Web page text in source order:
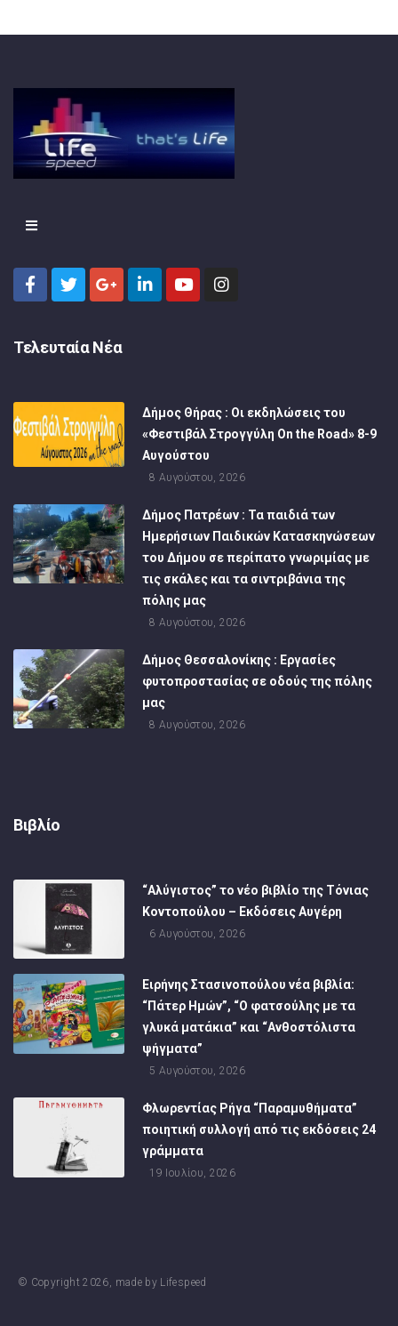
Τελευταία Νέα
Δήμος Θήρας : Οι εκδηλώσεις του
«Φεστιβάλ Στρογγύλη On the Road» 8-9
Αυγούστου
8 Αυγούστου, 2026
Δήμος Πατρέων : Τα παιδιά των
Ημερήσιων Παιδικών Κατασκηνώσεων
του Δήμου σε περίπατο γνωριμίας με
τις σκάλες και τα σιντριβάνια της
πόλης μας
8 Αυγούστου, 2026
Δήμος Θεσσαλονίκης : Εργασίες
φυτοπροστασίας σε οδούς της πόλης
μας
8 Αυγούστου, 2026
Βιβλίο
“Αλύγιστος” το νέο βιβλίο της Τόνιας
Κοντοπούλου – Εκδόσεις Αυγέρη
6 Αυγούστου, 2026
Ειρήνης Στασινοπούλου νέα βιβλία:
“Πάτερ Ημών”, “Ο φατσούλης με τα
γλυκά ματάκια” και “Ανθοστόλιστα
ψήγματα”
5 Αυγούστου, 2026
Φλωρεντίας Ρήγα “Παραμυθήματα”
ποιητική συλλογή από τις εκδόσεις 24
γράμματα
19 Ιουλίου, 2026
© Copyright2026, made by Lifespeed